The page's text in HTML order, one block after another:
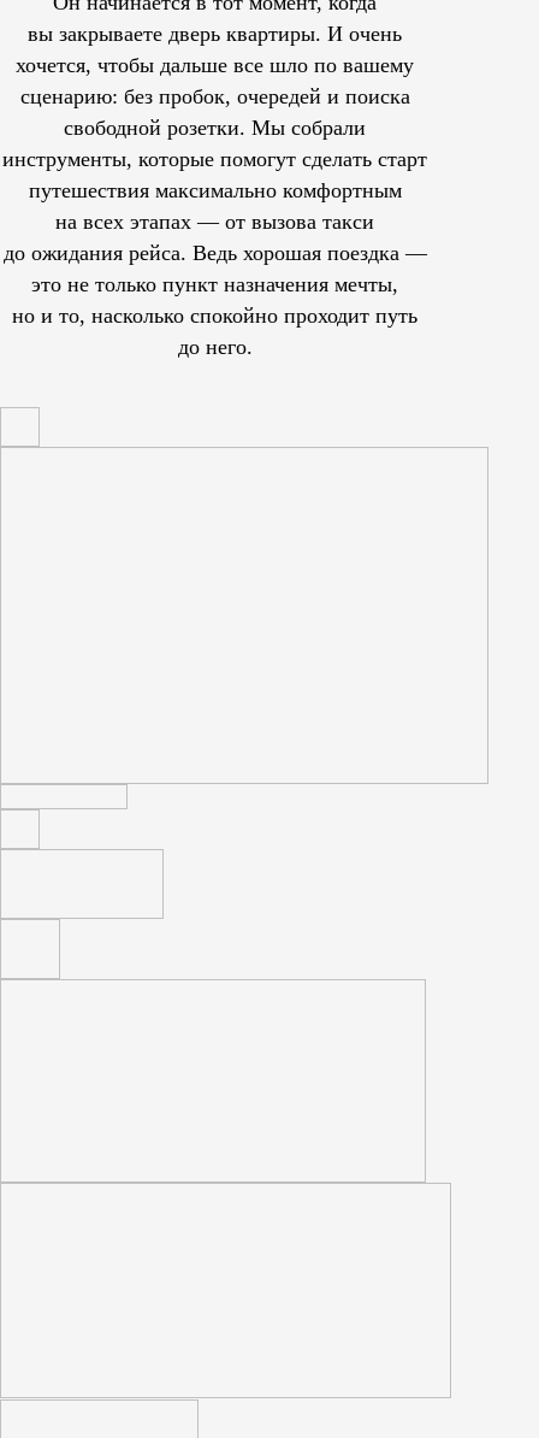
вы закрываете дверь квартиры. И очень
хочется, чтобы дальше все шло по вашему
сценарию: без пробок, очередей и поиска
свободной розетки. Мы собрали
инструменты, которые помогут сделать старт
путешествия максимально комфортным
на всех этапах — от вызова такси
до ожидания рейса. Ведь хорошая поездка —
это не только пункт назначения мечты,
но и то, насколько спокойно проходит путь
до него.